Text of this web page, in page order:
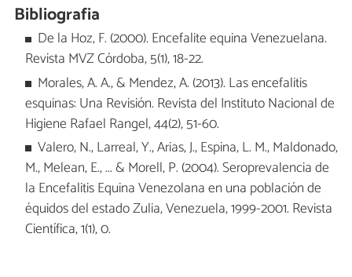
Bibliografia
De la Hoz, F. (2000). Encefalite equina Venezuelana.
Revista MVZ Córdoba, 5(1), 18-22.
Morales, A. A., & Mendez, A. (2013). Las encefalitis
esquinas: Una Revisión. Revista del Instituto Nacional de
Higiene Rafael Rangel, 44(2), 51-60.
Valero, N., Larreal, Y., Arias, J., Espina, L. M., Maldonado,
M., Melean, E., ... & Morell, P. (2004). Seroprevalencia de
la Encefalitis Equina Venezolana en una población de
équidos del estado Zulia, Venezuela, 1999-2001. Revista
Científica, 1(1), 0.